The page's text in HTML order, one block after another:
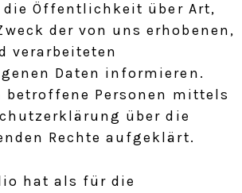
die Öffentlichkeit über Art,
der von uns erhobenen,
verarbeiteten
Daten informieren.
betroffene Personen mittels
über die
Rechte aufgeklärt.
hat als für die